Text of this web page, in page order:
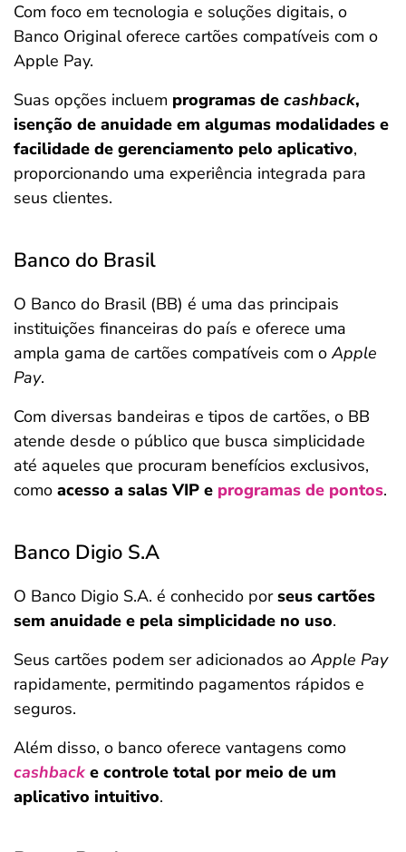
Com foco em tecnologia e soluções digitais, o
Banco Original oferece cartões compatíveis com o
Apple Pay.
Suas opções incluem programas de cashback,
isenção de anuidade em algumas modalidades e
facilidade de gerenciamento pelo aplicativo,
proporcionando uma experiência integrada para
seus clientes.
Banco do Brasil
O Banco do Brasil (BB) é uma das principais
instituições financeiras do país e oferece uma
ampla gama de cartões compatíveis com oApple
Pay.
Com diversas bandeiras e tipos de cartões, o BB
atende desde o público que busca simplicidade
até aqueles que procuram benefícios exclusivos,
como acesso a salas VIP e programas de pontos.
Banco Digio S.A
O Banco Digio S.A. é conhecido porseus cartões
sem anuidade e pela simplicidade no uso.
Seus cartões podem ser adicionados aoApple Pay
rapidamente, permitindo pagamentos rápidos e
seguros.
Além disso, o banco oferece vantagens como
cashback e controle total por meio de um
aplicativo intuitivo.